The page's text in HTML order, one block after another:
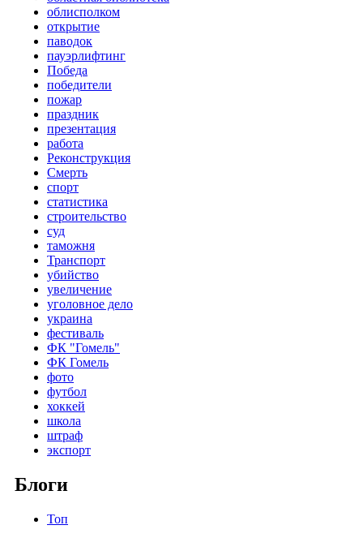
облисполком
открытие
паводок
пауэрлифтинг
Победа
победители
пожар
праздник
презентация
работа
Реконструкция
Смерть
спорт
статистика
строительство
суд
таможня
Транспорт
убийство
увеличение
уголовное дело
украина
фестиваль
ФК "Гомель"
ФК Гомель
фото
футбол
хоккей
школа
штраф
экспорт
Блоги
Топ